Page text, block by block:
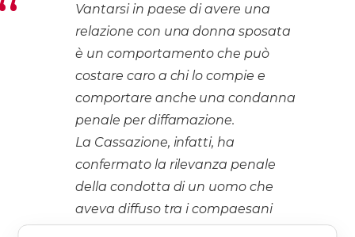
Vantarsi in paese di avere una
relazione con una donna sposata
è un comportamento che può
costare caro a chi lo compie e
comportare anche una condanna
penale per diffamazione.
La Cassazione, infatti, ha
confermato la rilevanza penale
della condotta di un uomo che
aveva diffuso tra i compaesani